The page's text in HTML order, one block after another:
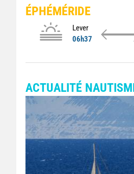
ÉPHÉMÉRIDE
Lever
06h37
ACTUALITÉ